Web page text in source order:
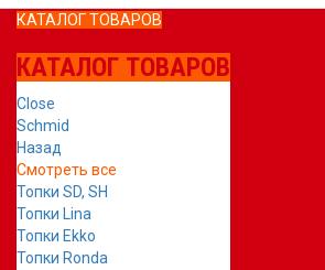
КАТАЛОГ ТОВАРОВ
КАТАЛОГ ТОВАРОВ
Close
Schmid
Назад
Смотреть все
Топки SD, SH
Топки Lina
Топки Ekko
Топки Ronda